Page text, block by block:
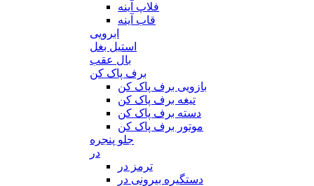
فلاپ آینه
قاب آینه
ابرویی
استیل بغل
بال عقب
برف پاک کن
بازویی برف پاک کن
تیغه برف پاک کن
دسته برف پاک کن
موتور برف پاک کن
جلو پنجره
در
ترمز در
دستگیره بیرونی در